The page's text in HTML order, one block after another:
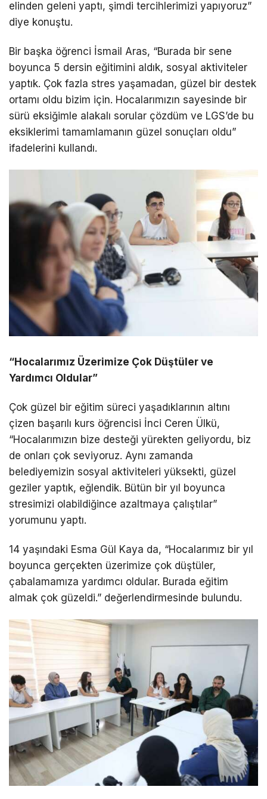
elinden geleni yaptı, şimdi tercihlerimizi yapıyoruz”
diye konuştu.
Bir başka öğrenci İsmail Aras, “Burada bir sene
boyunca 5 dersin eğitimini aldık, sosyal aktiviteler
yaptık. Çok fazla stres yaşamadan, güzel bir destek
ortamı oldu bizim için. Hocalarımızın sayesinde bir
sürü eksiğimle alakalı sorular çözdüm ve LGS’de bu
eksiklerimi tamamlamanın güzel sonuçları oldu”
ifadelerini kullandı.
“Hocalarımız Üzerimize Çok Düştüler ve
Yardımcı Oldular”
Çok güzel bir eğitim süreci yaşadıklarının altını
çizen başarılı kurs öğrencisi İnci Ceren Ülkü,
“Hocalarımızın bize desteği yürekten geliyordu, biz
de onları çok seviyoruz. Aynı zamanda
belediyemizin sosyal aktiviteleri yüksekti, güzel
geziler yaptık, eğlendik. Bütün bir yıl boyunca
stresimizi olabildiğince azaltmaya çalıştılar”
yorumunu yaptı.
14 yaşındaki Esma Gül Kaya da, “Hocalarımız bir yıl
boyunca gerçekten üzerimize çok düştüler,
çabalamamıza yardımcı oldular. Burada eğitim
almak çok güzeldi.” değerlendirmesinde bulundu.